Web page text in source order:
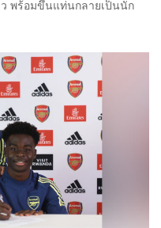
ว พร้อมขึ้นแท่นกลายเป็นนัก